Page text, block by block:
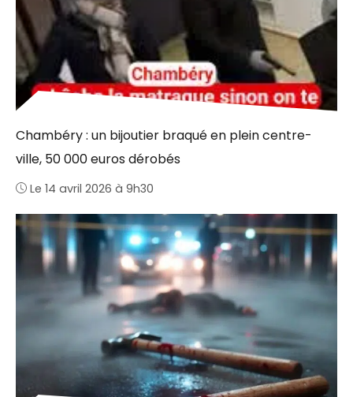
Chambéry : un bijoutier braqué en plein centre-
ville, 50 000 euros dérobés
Le 14 avril 2026 à 9h30